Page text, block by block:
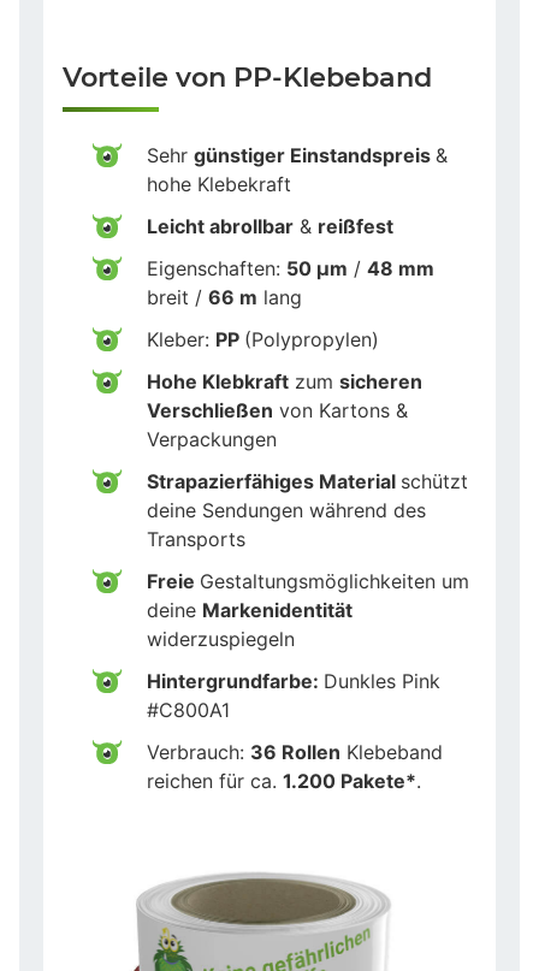
Vorteile von PP-Klebeband
Sehr günstiger Einstandspreis &
hohe Klebekraft
Leicht abrollbar & reißfest
Eigenschaften: 50 µm / 48 mm
breit / 66 m lang
Kleber: PP (Polypropylen)
Hohe Klebkraft zum sicheren
Verschließen von Kartons &
Verpackungen
Strapazierfähiges Material schützt
deine Sendungen während des
Transports
Freie Gestaltungsmöglichkeiten um
deine Markenidentität
widerzuspiegeln
Hintergrundfarbe: Dunkles Pink
#C800A1
Verbrauch: 36 Rollen Klebeband
reichen für ca. 1.200 Pakete*.